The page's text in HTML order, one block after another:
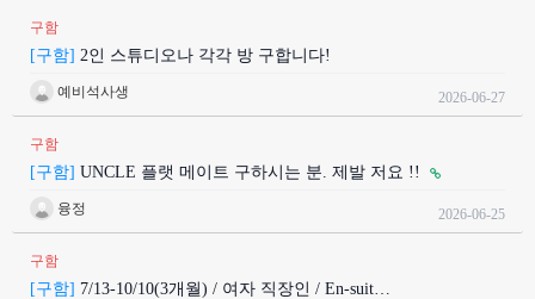
구함
[구함] 2인 스튜디오나 각각 방 구합니다!
예비석사생 2026-06-27
구함
[구함] UNCLE 플랫 메이트 구하시는 분. 제발 저요 !!
융정 2026-06-25
구함
[구함] 7/13-10/10(3개월) / 여자 직장인 / En-suit…